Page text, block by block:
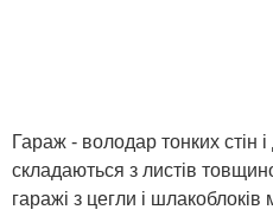
Гараж - володар тонких стін і
складаються з листів
гаражі з цегли і